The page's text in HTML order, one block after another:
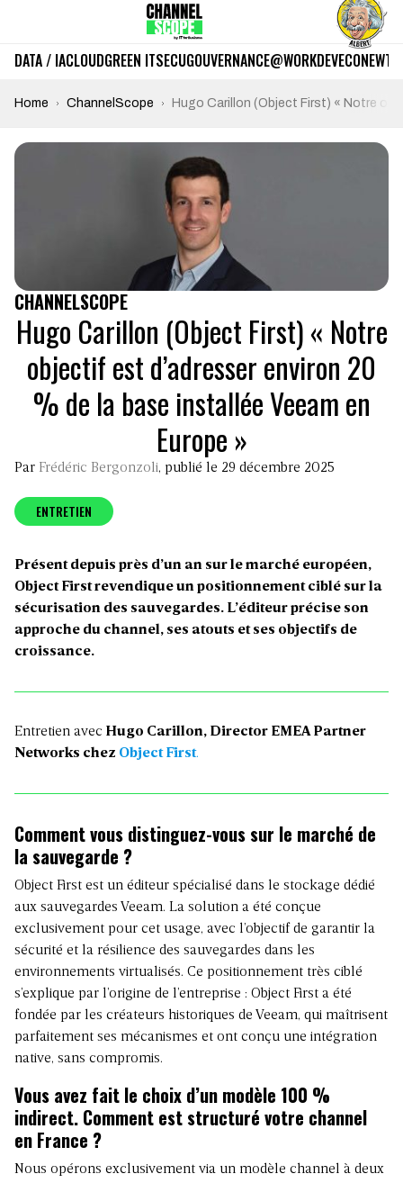
DATA / IACLOUDGREEN ITSECUGOUVERNANCE@WORKDEVECO
Home ChannelScope Hugo Carillon (Object First) « Notre
CHANNELSCOPE
Hugo Carillon (Object First) « Notre
objectif est d’adresser environ 20
% de la base installée Veeam en
Europe »
Par Frédéric Bergonzoli, publié le 29 décembre 2025
ENTRETIEN
Présent depuis près d’un an sur le marché européen,
Object First revendique un positionnement ciblé sur la
sécurisation des sauvegardes. L’éditeur précise son
approche du channel, ses atouts et ses objectifs de
croissance.
Entretien avec Hugo Carillon, Director EMEA Partner
Networks chez Object First.
Comment vous distinguez-vous sur le marché de
la sauvegarde ?
Object First est un éditeur spécialisé dans le stockage dédié
aux sauvegardes Veeam. La solution a été conçue
exclusivement pour cet usage, avec l’objectif de garantir la
sécurité et la résilience des sauvegardes dans les
environnements virtualisés. Ce positionnement très ciblé
s’explique par l’origine de l’entreprise : Object First a été
fondée par les créateurs historiques de Veeam, qui maîtrisent
parfaitement ses mécanismes et ont conçu une intégration
native, sans compromis.
Vous avez fait le choix d’un modèle 100 %
indirect. Comment est structuré votre channel
en France ?
Nous opérons exclusivement via un modèle channel à deux